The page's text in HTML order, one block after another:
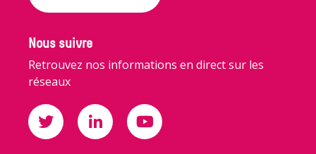
Nous suivre
Retrouvez nos informations en direct sur les
réseaux